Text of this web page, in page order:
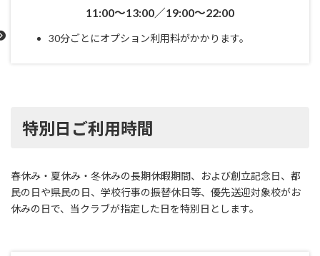
11:00～13:00／19:00～22:00
30分ごとにオプション利用料がかかります。
特別日ご利用時間
春休み・夏休み・冬休みの長期休暇期間、および創立記念日、都
民の日や県民の日、学校行事の振替休日等、優先送迎対象校がお
休みの日で、当クラブが指定した日を特別日とします。